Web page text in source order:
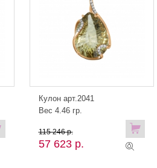
Кулон арт.2041
Вес 4.46 гр.
57 623 р.
115 246 р.